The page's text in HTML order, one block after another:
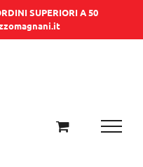
SUPERIORI A 50